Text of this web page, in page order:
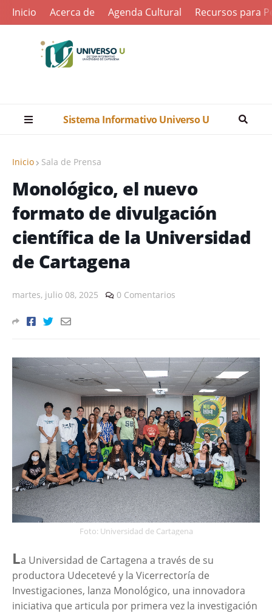
Inicio Acerca de Agenda Cultural Recursos para
Sistema Informativo Universo U
Inicio Sala de Prensa
Monológico, el nuevo
formato de divulgación
científica de la Universidad
de Cartagena
martes, julio 08, 2025 0 Comentarios
Foto: Universidad de Cartagena
La Universidad de Cartagena a través de su
productora Udecetevé y la Vicerrectoría de
Investigaciones, lanza Monológico, una innovadora
iniciativa que articula por primera vez la investigación